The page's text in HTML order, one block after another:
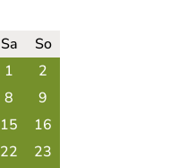
Sa
So
1
2
8
9
15
16
22
23